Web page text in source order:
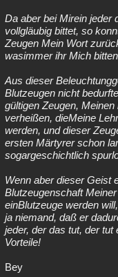
Da aber bei Mirein jeder
vollgläubig bittet, so
Zeugen Mein Wort
wasimmer ihr Mich
Aus dieser
Blutzeugen nicht
gültigen Zeugen,
verheißen, dieMeine
werden, und dieser
ersten Märtyrer schon
sogargeschichtlich
Wenn aber dieser Geist
Blutzeugenschaft
einBlutzeuge werden
ja niemand, daß er
jeder, der das tut, der
Vorteile!
Bey